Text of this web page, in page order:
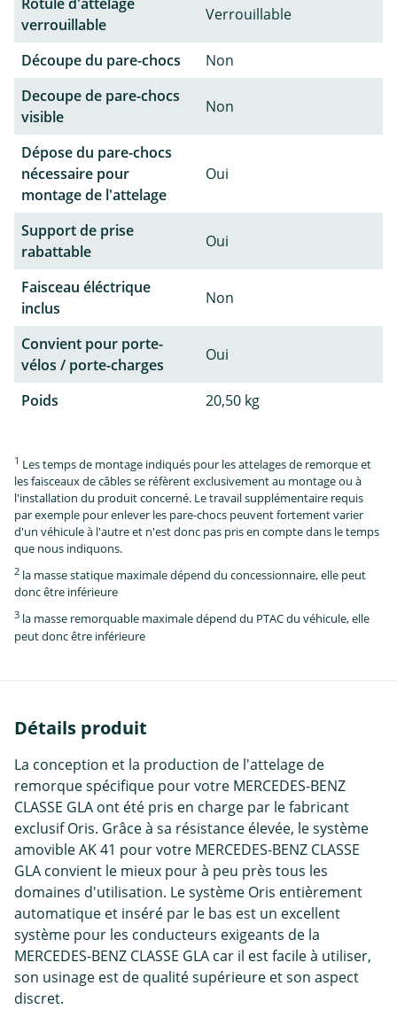
verrouillable
Verrouillable
Découpe du pare-chocs
Non
Decoupe de pare-chocs
visible
Non
Dépose du pare-chocs
nécessaire pour
montage de l'attelage
Oui
Support de prise
rabattable
Oui
Faisceau éléctrique
inclus
Non
Convient pour porte-
vélos / porte-charges
Oui
Poids 20,50 kg
1 Les temps de montage indiqués pour les attelages de remorque et
les faisceaux de câbles se réfèrent exclusivement au montage ou à
l'installation du produit concerné. Le travail supplémentaire requis
par exemple pour enlever les pare-chocs peuvent fortement varier
d'un véhicule à l'autre et n'est donc pas pris en compte dans le temps
que nous indiquons.
2 la masse statique maximale dépend du concessionnaire, elle peut
donc être inférieure
3 la masse remorquable maximale dépend du PTAC du véhicule, elle
peut donc être inférieure
Détails produit
La conception et la production de l'attelage de
remorque spécifique pour votre MERCEDES-BENZ
CLASSE GLA ont été pris en charge par le fabricant
exclusif Oris. Grâce à sa résistance élevée, le système
amovible AK 41 pour votre MERCEDES-BENZ CLASSE
GLA convient le mieux pour à peu près tous les
domaines d'utilisation. Le système Oris entièrement
automatique et inséré par le bas est un excellent
système pour les conducteurs exigeants de la
MERCEDES-BENZ CLASSE GLA car il est facile à utiliser,
son usinage est de qualité supérieure et son aspect
discret.